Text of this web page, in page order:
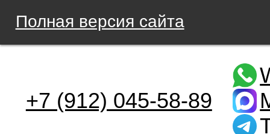
Полная версия сайта
+7 (912) 045-58-89